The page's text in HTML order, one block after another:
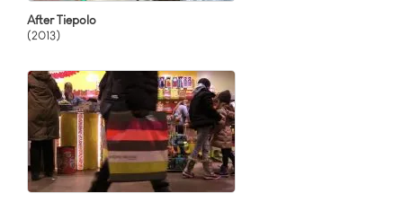
After Tiepolo
(2013)